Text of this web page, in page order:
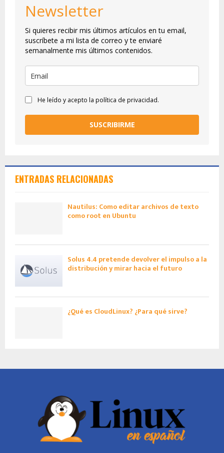
Newsletter
Si quieres recibir mis últimos artículos en tu email,
suscríbete a mi lista de correo y te enviaré
semanalmente mis últimos contenidos.
He leído y acepto la política de privacidad.
SUSCRIBIRME
ENTRADAS RELACIONADAS
Nautilus: Como editar archivos de texto
como root en Ubuntu
Solus 4.4 pretende devolver el impulso a la
distribución y mirar hacia el futuro
¿Qué es CloudLinux? ¿Para qué sirve?